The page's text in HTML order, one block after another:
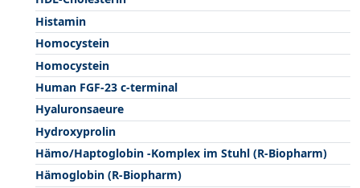
Histamin
Homocystein
Homocystein
Human FGF-23 c-terminal
Hyaluronsaeure
Hydroxyprolin
Hämo/Haptoglobin -Komplex im Stuhl (R-Biopharm)
Hämoglobin (R-Biopharm)